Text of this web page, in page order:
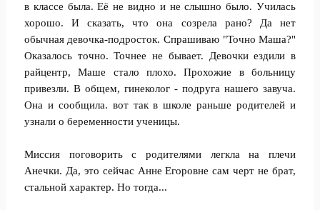
в классе была. Её не видно и не слышно было. Училась
хорошо. И сказать, что она созрела рано? Да нет
обычная девочка-подросток. Спрашиваю "Точно Маша?"
Оказалось точно. Точнее не бывает. Девочки ездили в
райцентр, Маше стало плохо. Прохожие в больницу
привезли. В общем, гинеколог - подруга нашего завуча.
Она и сообщила. вот так в школе раньше родителей и
узнали о беременности ученицы.
Миссия поговорить с родителями легкла на плечи
Анечки. Да, это сейчас Анне Егоровне сам черт не брат,
стальной характер. Но тогда...